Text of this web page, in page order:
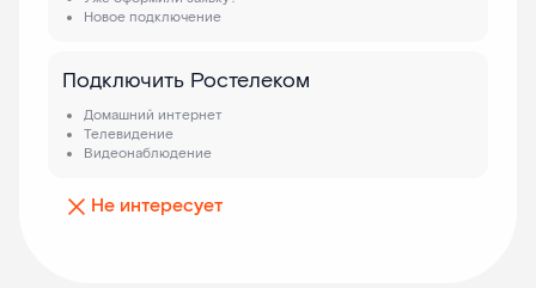
Новое подключение
Подключить Ростелеком
Домашний интернет
Телевидение
Видеонаблюдение
Не интересует